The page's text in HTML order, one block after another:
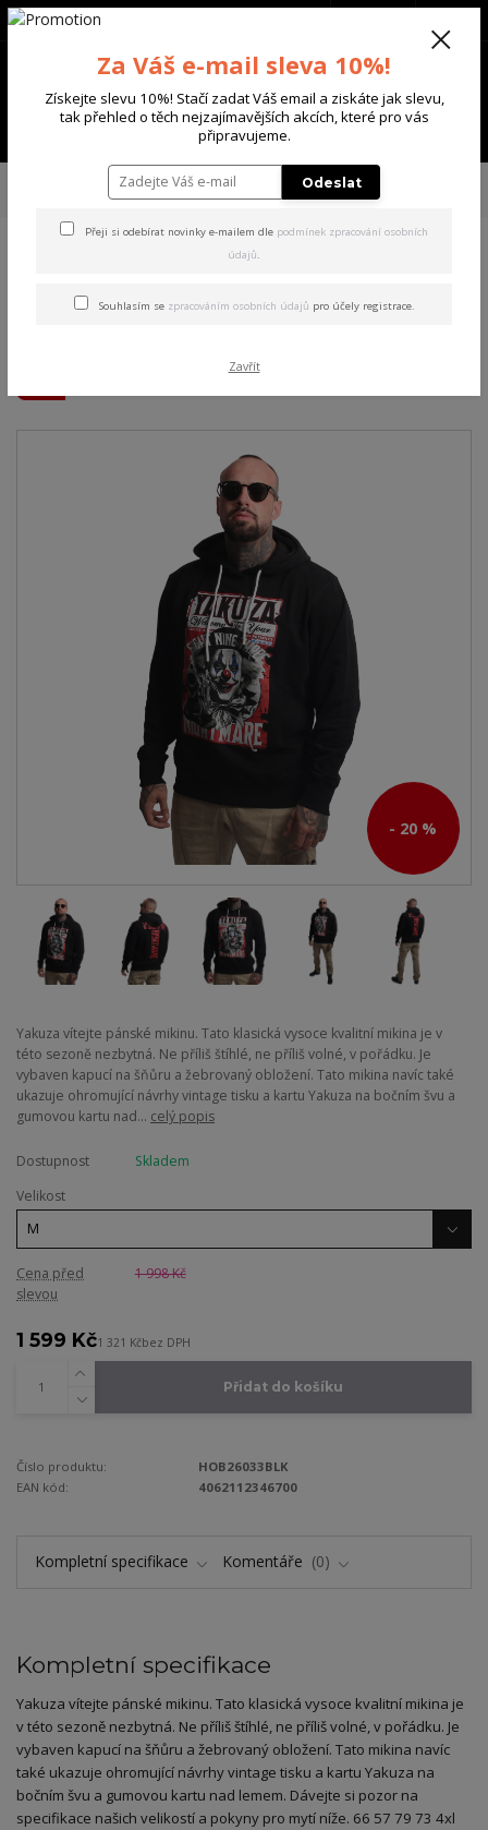
Menu
+420 702 136 620
MIKINY
Yakuza pánská mikina s kapucí Welcome
kapucí Welcome Hoodie
- 20 %
Yakuza vítejte pánské mikinu. Tato klasická vysoce kvalitní mikina je v
této sezoně nezbytná. Ne příliš štíhlé, ne příliš volné, v pořádku. Je
vybaven kapucí na šňůru a žebrovaný obložení. Tato mikina navíc také
ukazuje ohromující návrhy vintage tisku a kartu Yakuza na bočním švu a
gumovou kartu nad... celý popis
Dostupnost
Skladem
Velikost
Cena před
slevou
1 998 Kč
1 599 Kč1 321 Kčbez DPH
Přidat do košíku
Číslo produktu:
HOB26033BLK
EAN kód:
4062112346700
Kompletní specifikace Komentáře 0
Kompletní specifikace
Yakuza vítejte pánské mikinu. Tato klasická vysoce kvalitní mikina je
v této sezoně nezbytná. Ne příliš štíhlé, ne příliš volné, v pořádku. Je
vybaven kapucí na šňůru a žebrovaný obložení. Tato mikina navíc
také ukazuje ohromující návrhy vintage tisku a kartu Yakuza na
bočním švu a gumovou kartu nad lemem. Dávejte si pozor na
specifikace našich velikostí a pokyny pro mytí níže. 66 57 79 73 4xl
Za Váš e-mail sleva 10%!
Získejte slevu 10%! Stačí zadat Váš email a ziskáte jak slevu,
tak přehled o těch nejzajímavějších akcích, které pro vás
připravujeme.
Odeslat
Přeji si odebírat novinky e-mailem dle podmínek zpracování osobních
údajů.
Souhlasím se zpracováním osobních údajů pro účely registrace.
Zavřít